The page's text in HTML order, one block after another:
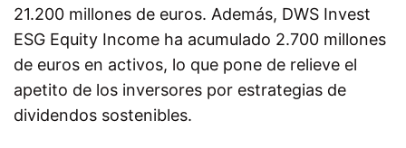
21.200 millones de euros. Además, DWS Invest
ESG Equity Income ha acumulado 2.700 millones
de euros en activos, lo que pone de relieve el
apetito de los inversores por estrategias de
dividendos sostenibles.